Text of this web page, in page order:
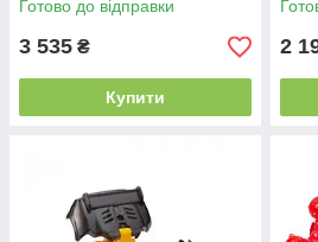
Готово до відправки
3 535 ₴
Купити
2